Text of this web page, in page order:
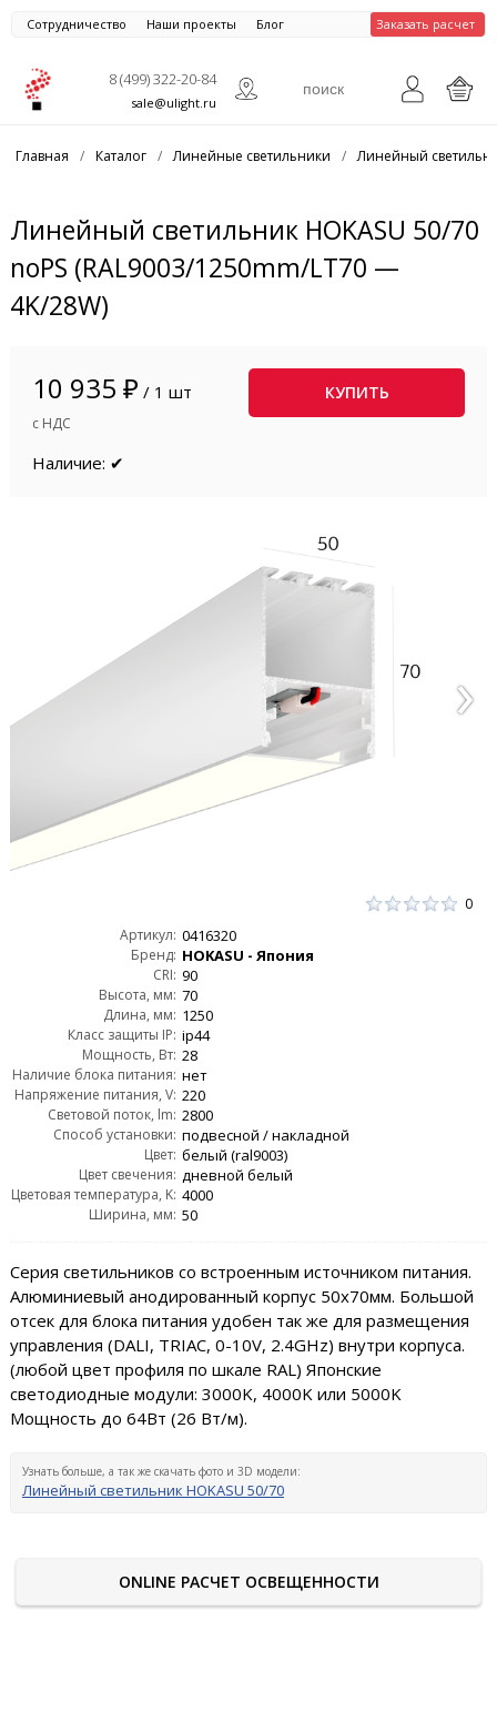
Сотрудничество Наши проекты Блог Заказать расчет
8 (499) 322-20-84
sale@ulight.ru
Главная / Каталог / Линейные светильники / Линейный
Линейный светильник HOKASU 50/70
noPS (RAL9003/1250mm/LT70 —
4K/28W)
10 935 ₽ / 1 шт
с НДС
КУПИТЬ
Наличие: ✔
0
Артикул: 0416320
Бренд: HOKASU - Япония
CRI: 90
Высота, мм: 70
Длина, мм: 1250
Класс защиты IP: ip44
Мощность, Вт: 28
Наличие блока питания: нет
Напряжение питания, V: 220
Световой поток, lm: 2800
Способ установки: подвесной / накладной
Цвет: белый (ral9003)
Цвет свечения: дневной белый
Цветовая температура, K: 4000
Ширина, мм: 50
Серия светильников со встроенным источником питания.
Алюминиевый анодированный корпус 50х70мм. Большой
отсек для блока питания удобен так же для размещения
управления (DALI, TRIAC, 0-10V, 2.4GHz) внутри корпуса.
(любой цвет профиля по шкале RAL) Японские
светодиодные модули: 3000K, 4000K или 5000K
Мощность до 64Вт (26 Вт/м).
Узнать больше, а так же скачать фото и 3D модели:
Линейный светильник HOKASU 50/70
ONLINE РАСЧЕТ ОСВЕЩЕННОСТИ